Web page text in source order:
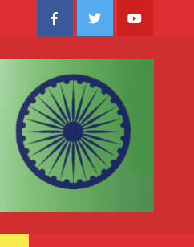
FacebookTwitter Youtube